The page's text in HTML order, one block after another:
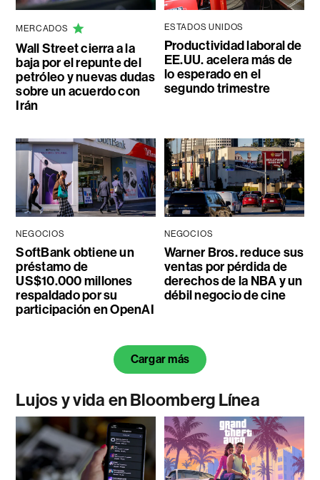
MERCADOS
Wall Street cierra a la
baja por el repunte del
petróleo y nuevas dudas
sobre un acuerdo con
Irán
ESTADOS UNIDOS
Productividad laboral de
EE.UU. acelera más de
lo esperado en el
segundo trimestre
NEGOCIOS
SoftBank obtiene un
préstamo de
US$10.000 millones
respaldado por su
participación en OpenAI
NEGOCIOS
Warner Bros. reduce sus
ventas por pérdida de
derechos de la NBA y un
débil negocio de cine
Cargar más
Lujos y vida en Bloomberg Línea